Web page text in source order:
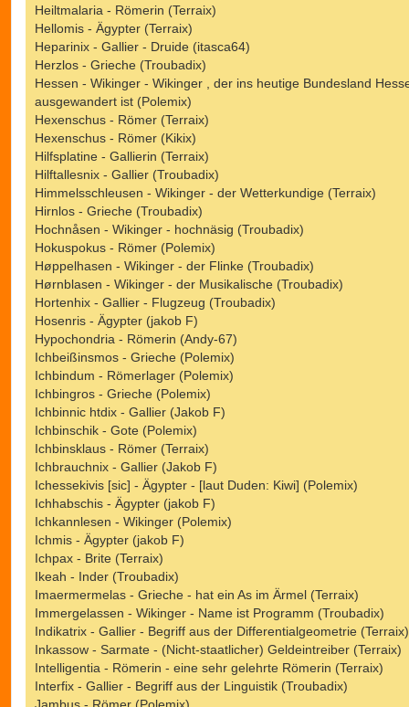
Heiltmalaria - Römerin (Terraix)
Hellomis - Ägypter (Terraix)
Heparinix - Gallier - Druide (itasca64)
Herzlos - Grieche (Troubadix)
Hessen - Wikinger - Wikinger , der ins heutige Bundesland
ausgewandert ist (Polemix)
Hexenschus - Römer (Terraix)
Hexenschus - Römer (Kikix)
Hilfsplatine - Gallierin (Terraix)
Hilftallesnix - Gallier (Troubadix)
Himmelsschleusen - Wikinger - der Wetterkundige (Terraix)
Hirnlos - Grieche (Troubadix)
Hochnåsen - Wikinger - hochnäsig (Troubadix)
Hokuspokus - Römer (Polemix)
Høppelhasen - Wikinger - der Flinke (Troubadix)
Hørnblasen - Wikinger - der Musikalische (Troubadix)
Hortenhix - Gallier - Flugzeug (Troubadix)
Hosenris - Ägypter (jakob F)
Hypochondria - Römerin (Andy-67)
Ichbeißinsmos - Grieche (Polemix)
Ichbindum - Römerlager (Polemix)
Ichbingros - Grieche (Polemix)
Ichbinnic htdix - Gallier (Jakob F)
Ichbinschik - Gote (Polemix)
Ichbinsklaus - Römer (Terraix)
Ichbrauchnix - Gallier (Jakob F)
Ichessekivis [sic] - Ägypter - [laut Duden: Kiwi] (Polemix)
Ichhabschis - Ägypter (jakob F)
Ichkannlesen - Wikinger (Polemix)
Ichmis - Ägypter (jakob F)
Ichpax - Brite (Terraix)
Ikeah - Inder (Troubadix)
Imaermermelas - Grieche - hat ein As im Ärmel (Terraix)
Immergelassen - Wikinger - Name ist Programm (Troubadix)
Indikatrix - Gallier - Begriff aus der Differentialgeometrie (Terraix)
Inkassow - Sarmate - (Nicht-staatlicher) Geldeintreiber (Terraix)
Intelligentia - Römerin - eine sehr gelehrte Römerin (Terraix)
Interfix - Gallier - Begriff aus der Linguistik (Troubadix)
Jambus - Römer (Polemix)